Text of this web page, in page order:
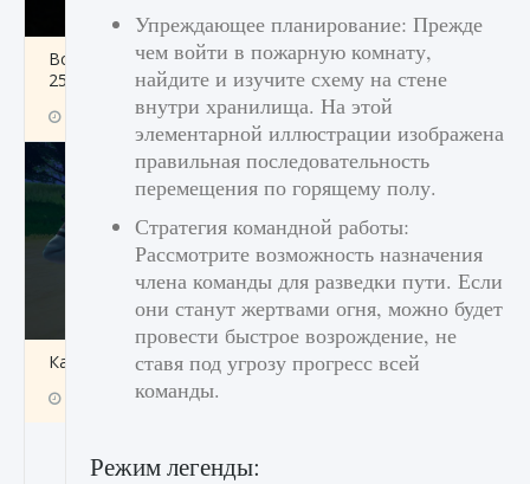
Все новые функции Ultimate Team в EA FC
25
9 августа 2024 1 297 0 0
Как включить чат в Fortnite
9 августа 2024
Упреждающее планирование: Прежде
чем войти в пожарную комнату,
найдите и изучите схему на стене
внутри хранилища. На этой
элементарной иллюстрации изображена
правильная последовательность
перемещения по горящему полу.
Стратегия командной работы:
Рассмотрите возможность назначения
члена команды для разведки пути. Если
они станут жертвами огня, можно будет
провести быстрое возрождение, не
ставя под угрозу прогресс всей
команды.
Режим легенды: